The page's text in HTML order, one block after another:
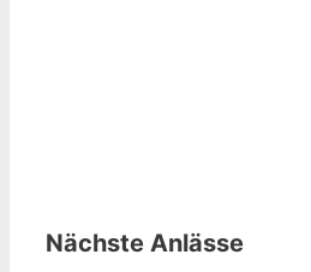
Nächste Anlässe